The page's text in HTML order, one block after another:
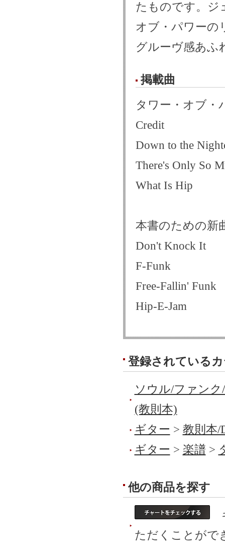
たものです。ジ
オブ・パワーの
グルーヴ感あふ
掲載曲
タワー・オブ・
Credit
Down to the
There's Only So
What Is Hip
本書のための新
Don't Knock It
F-Funk
Free-Fallin' Funk
Hip-E-Jam
登録されている
ソウル/ファン
(教則本)
ギター > 教則本/
ギター > 楽譜>
他の商品を探す
ただくことがで